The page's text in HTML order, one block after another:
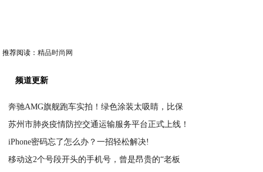
推荐阅读：精品时尚网
频道更新
奔驰AMG旗舰跑车实拍！绿色涂装太吸睛，比保
苏州市肺炎疫情防控交通运输服务平台正式上线！
iPhone密码忘了怎么办？一招轻松解决!
移动这2个号段开头的手机号，曾是昂贵的“老板